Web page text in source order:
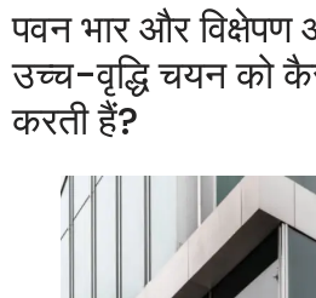
पवन भार और
उच्च-वृद्धि चयन को
करती हैं?